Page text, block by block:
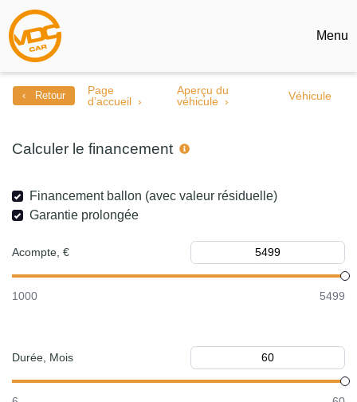
Menu
‹ Retour
Page
d’accueil
Aperçu du
véhicule
Véhicule
Calculer le financement
Financement ballon (avec valeur résiduelle)
Garantie prolongée
Acompte, €
1000 5499
Durée, Mois